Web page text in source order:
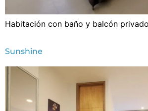
Habitación con baño y balcón
Sunshine